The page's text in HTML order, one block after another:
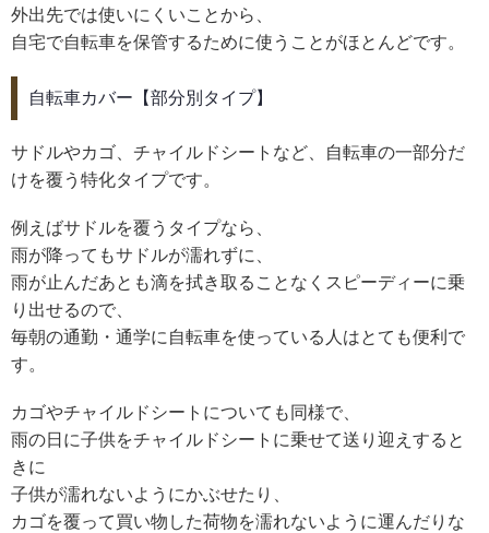
外出先では使いにくいことから、
自宅で自転車を保管するために使うことがほとんどです。
自転車カバー【部分別タイプ】
サドルやカゴ、チャイルドシートなど、自転車の一部分だ
けを覆う特化タイプです。
例えばサドルを覆うタイプなら、
雨が降ってもサドルが濡れずに、
雨が止んだあとも滴を拭き取ることなくスピーディーに乗
り出せるので、
毎朝の通勤・通学に自転車を使っている人はとても便利で
す。
カゴやチャイルドシートについても同様で、
雨の日に子供をチャイルドシートに乗せて送り迎えすると
きに
子供が濡れないようにかぶせたり、
カゴを覆って買い物した荷物を濡れないように運んだりな